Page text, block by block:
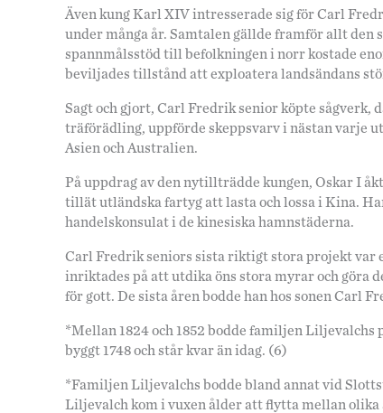
Även kung Karl XIV intresserade sig för Carl
under många år. Samtalen gällde framför allt den
spannmålsstöd till befolkningen i norr kostade
beviljades tillstånd att exploatera landsändans
Sagt och gjort, Carl Fredrik senior köpte sågverk,
träförädling, uppförde skeppsvarv i nästan varje
Asien och Australien.
På uppdrag av den nytillträdde kungen, Oskar I
tillät utländska fartyg att lasta och lossa i Kina.
handelskonsulat i de kinesiska hamnstäderna.
Carl Fredrik seniors sista riktigt stora projekt var
inriktades på att utdika öns stora myrar och göra
för gott. De sista åren bodde han hos sonen Carl
*Mellan 1824 och 1852 bodde familjen Liljevalchs
byggt 1748 och står kvar än idag. (6)
*Familjen Liljevalchs bodde bland annat vid
Liljevalch kom i vuxen ålder att flytta mellan olika